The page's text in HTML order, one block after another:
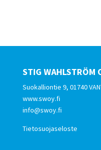
STIG WAHLSTRÖM
Suokalliontie 9, 01740
www.swoy.fi
info@swoy.fi
Tietosuojaseloste